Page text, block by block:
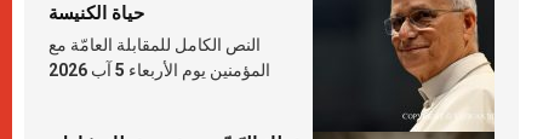
حياة الكنيسة
النص الكامل للمقابلة العامّة مع
المؤمنين يوم الأربعاء 5 آب 2026